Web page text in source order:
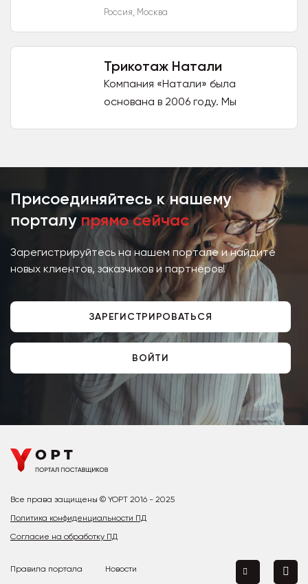
Россия, Москва
Трикотаж Натали
Компания «Натали» была
основана в 2006 году. Мы
моделей одежды...
Присоединяйтесь к нашему
порталу прямо сейчас
Зарегистрируйтесь на нашем портале и найдите
новых клиентов, заказчиков и партнёров!
ЗАРЕГИСТРИРОВАТЬСЯ
ВОЙТИ
Все права защищены © YOPT 2016 - 2025
Политика конфиденциальности ПД
Согласие на обработку ПД
Правила портала
Новости